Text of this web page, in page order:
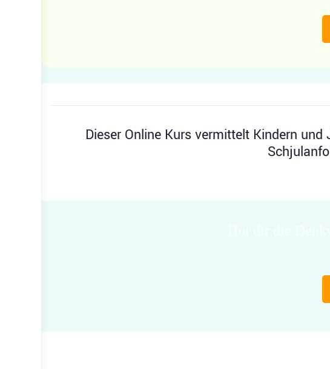
Dieser Online Kurs vermittelt Kindern